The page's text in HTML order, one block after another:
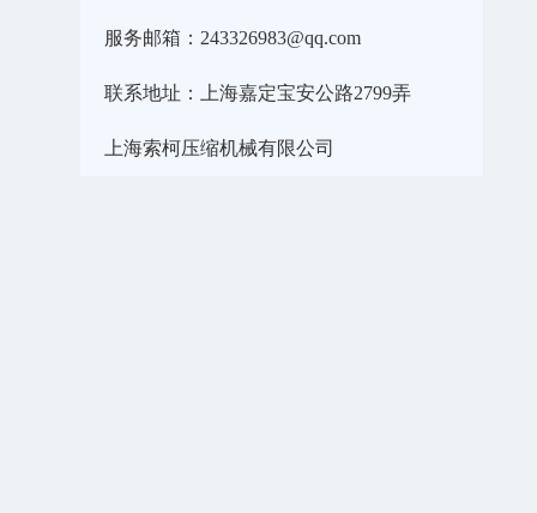
服务邮箱：243326983@qq.com
联系地址：上海嘉定宝安公路2799弄
上海索柯压缩机械有限公司